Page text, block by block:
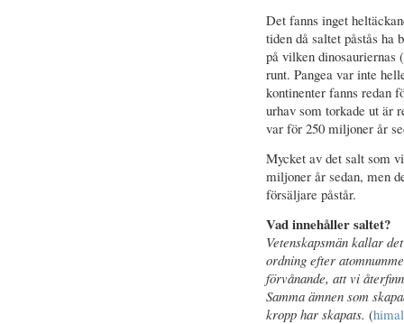
Det fanns inget
tiden då saltet påstås ha
på vilken dinosauriernas
runt. Pangea var inte
kontinenter fanns redan
urhav som torkade ut är
var för 250 miljoner år
Mycket av det salt som
miljoner år sedan, men
försäljare påstår.
Vad innehåller saltet?
Vetenskapsmän kallar
ordning efter
förvånande, att vi
Samma ämnen som
kropp har skapats. (